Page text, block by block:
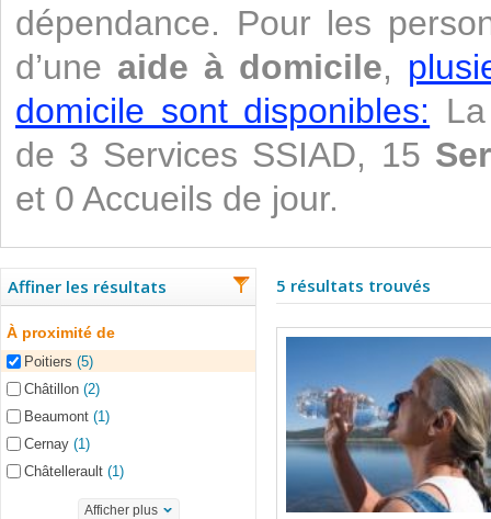
dépendance. Pour les
d’une aide à domicile,
domicile sont disponibles:
de 3 Services SSIAD, 15
et 0 Accueils de jour.
Affiner les résultats
À proximité de
Poitiers (5)
Châtillon (2)
Beaumont (1)
Cernay (1)
Châtellerault (1)
Afficher plus
5 résultats trouvés